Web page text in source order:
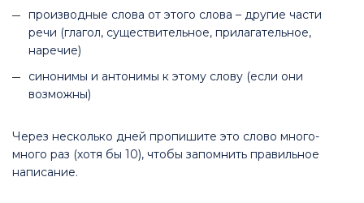
производные слова от этого слова – другие части
речи (глагол, существительное, прилагательное,
наречие)
синонимы и антонимы к этому слову (если они
возможны)
Через несколько дней пропишите это слово много-
много раз (хотя бы 10), чтобы запомнить правильное
написание.